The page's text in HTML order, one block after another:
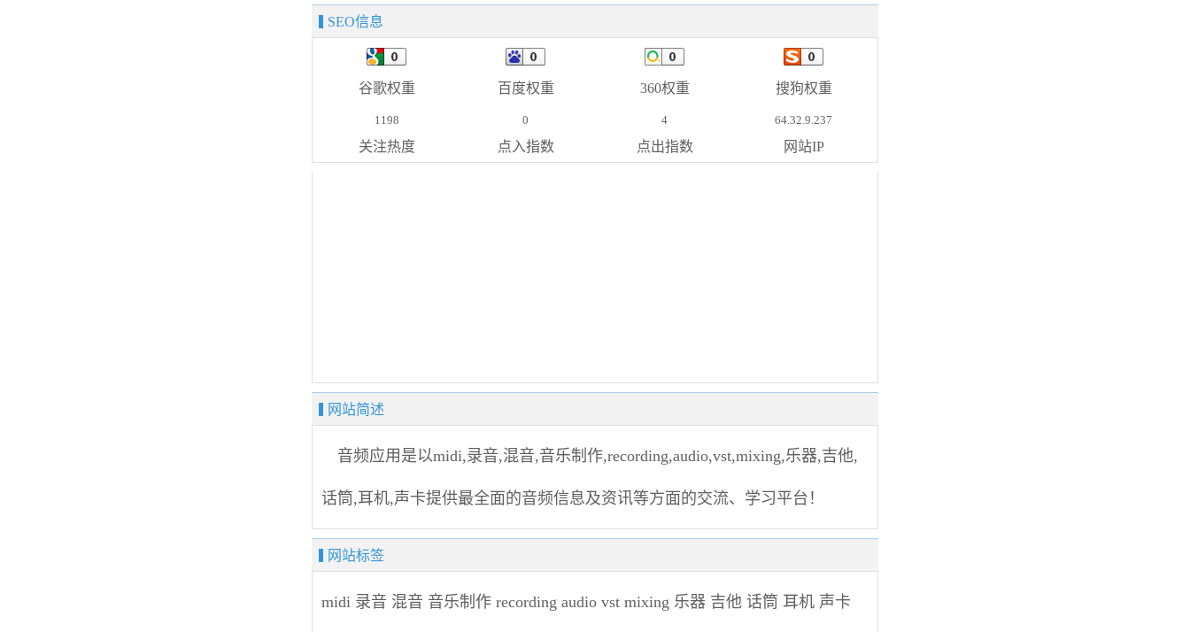
SEO信息
谷歌权重 百度权重 360权重 搜狗权重
1198
关注热度
0
点入指数
4
点出指数
64.32.9.237
网站IP
网站简述
音频应用是以midi,录音,混音,音乐制作,recording,audio,vst,mixing,乐器,吉他,
话筒,耳机,声卡提供最全面的音频信息及资讯等方面的交流、学习平台！
网站标签
midi 录音 混音 音乐制作 recording audio vst mixing 乐器 吉他 话筒 耳机 声卡